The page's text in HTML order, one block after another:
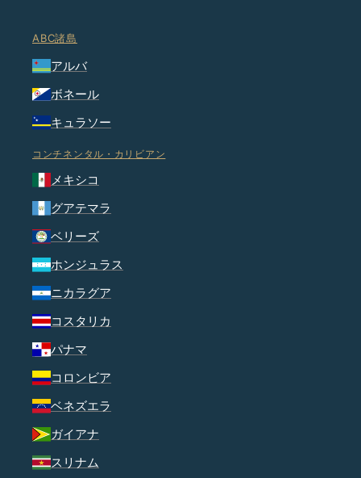
ABC諸島
アルバ
ボネール
キュラソー
コンチネンタル・カリビアン
メキシコ
グアテマラ
ベリーズ
ホンジュラス
ニカラグア
コスタリカ
パナマ
コロンビア
ベネズエラ
ガイアナ
スリナム